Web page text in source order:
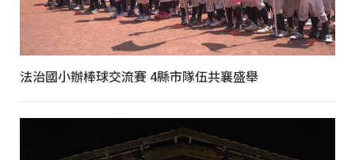
法治國小辦棒球交流賽 4縣市隊伍共襄盛舉